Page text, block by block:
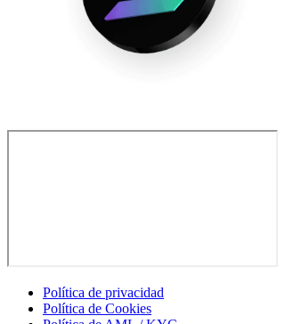
Política de privacidad
Política de Cookies